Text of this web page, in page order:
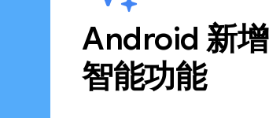
Android 新增
智能功能